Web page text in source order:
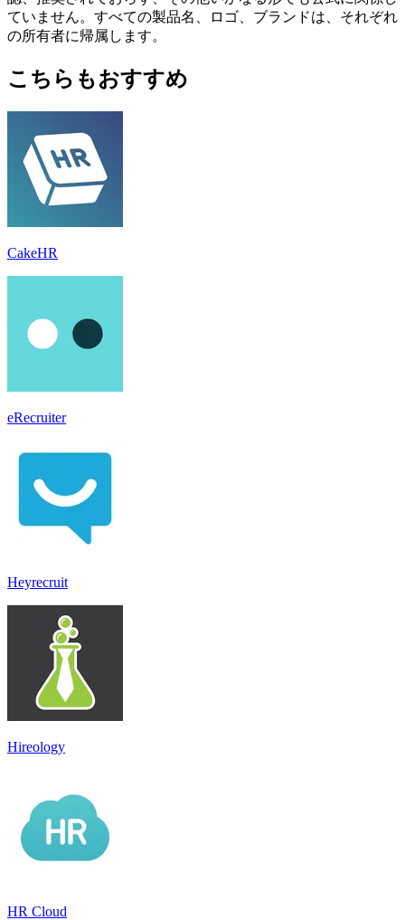
ていません。すべての製品名、ロゴ、ブランドは、それぞれ
の所有者に帰属します。
こちらもおすすめ
CakeHR
eRecruiter
Heyrecruit
Hireology
HR Cloud